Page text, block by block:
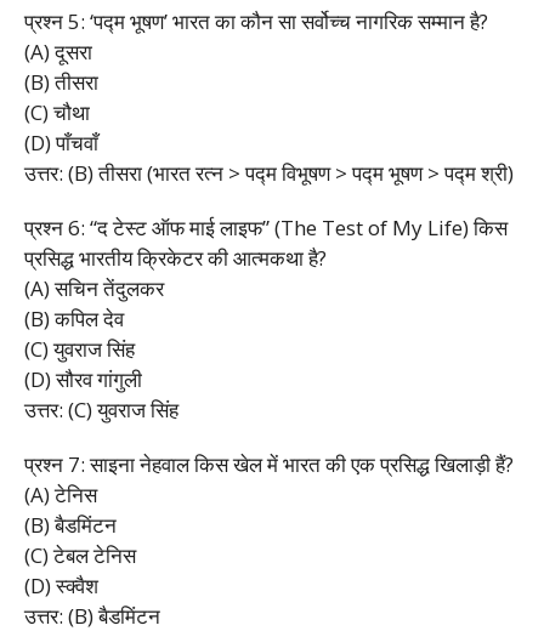
प्रश्न 5: ‘पद्म भूषण’ भारत का कौन सा सर्वोच्च नागरिक सम्मान है?
(A) दूसरा
(B) तीसरा
(C) चौथा
(D) पाँचवाँ
उत्तर: (B) तीसरा (भारत रत्न > पद्म विभूषण > पद्म भूषण > पद्म श्री)
प्रश्न 6: “द टेस्ट ऑफ माई लाइफ” (The Test of My Life) किस
प्रसिद्ध भारतीय क्रिकेटर की आत्मकथा है?
(A) सचिन तेंदुलकर
(B) कपिल देव
(C) युवराज सिंह
(D) सौरव गांगुली
उत्तर: (C) युवराज सिंह
प्रश्न 7: साइना नेहवाल किस खेल में भारत की एक प्रसिद्ध खिलाड़ी हैं?
(A) टेनिस
(B) बैडमिंटन
(C) टेबल टेनिस
(D) स्क्वैश
उत्तर: (B) बैडमिंटन